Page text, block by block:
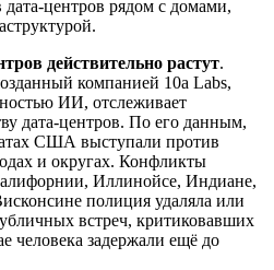
центров рядом с домами,
действительно растут.
компанией 10a Labs,
ИИ, отслеживает
дата-центров. По его данным,
США выступали против
и округах. Конфликты
Иллинойсе, Индиане,
полиция удаляла или
встреч, критиковавших
человека задержали ещё до